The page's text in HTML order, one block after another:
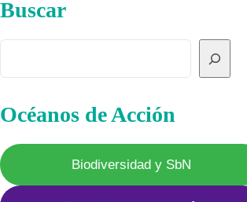
Buscar
Océanos de Acción
Biodiversidad y SbN